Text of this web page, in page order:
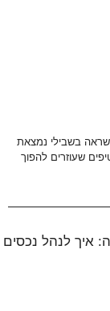
בשבילי נמצאת
שעוזרים להפוך
איך לנהל נכסים